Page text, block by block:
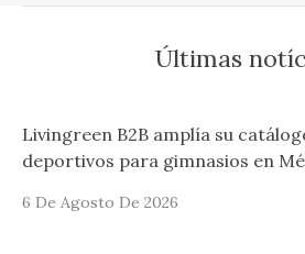
Últimas
Livingreen B2B amplía su
deportivos para gimnasios en
6 De Agosto De 2026